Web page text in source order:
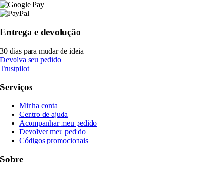
Entrega e devolução
30 dias para mudar de ideia
Devolva seu pedido
Trustpilot
Serviços
Minha conta
Centro de ajuda
Acompanhar meu pedido
Devolver meu pedido
Códigos promocionais
Sobre